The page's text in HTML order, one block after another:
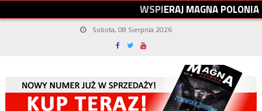
WSPIERAJMAGNAPOLONIA
Sobota, 08 Sierpnia 2026